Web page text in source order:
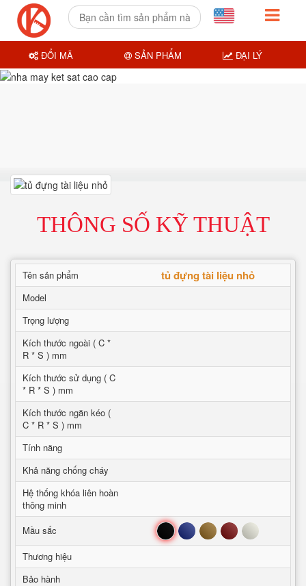
THÔNG SỐ KỸ THUẬT
Tên sản phẩm tủ đựng tài liệu nhỏ
Model
Trọng lượng
Kích thước ngoài ( C *
R * S ) mm
Kích thước sử dụng ( C
* R * S ) mm
Kích thước ngăn kéo (
C * R * S ) mm
Tính năng
Khả năng chống cháy
Hệ thống khóa liên hoàn
thông minh
Mầu sắc
Đen Xanh Nâu Đỏ Trắng
Thương hiệu
Bảo hành
ĐỔI MÃ SẢN PHẨM ĐẠI LÝ